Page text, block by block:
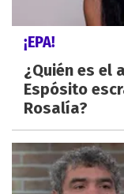
¡EPA!
¿Quién es el
Espósito
Rosalía?